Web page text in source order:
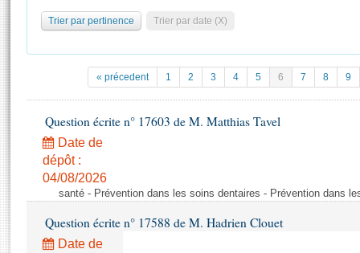
Pétitions
Projets de loi
Propositions de loi
Amendements
Textes adoptés
Rapports d'information
Rapports d'enquête
Statistiques et chiffres clés
Documents de référence
( Constitution | Règlement de l'Assemblée ... )
Histoire
Juniors
Anciennes législatures
Liens vers les sites publics
La Bibliothèque
Contacts et plan d'accès
Photos libres de droit
Trier par pertinence Trier par date (X)
« précedent 1 2 3 4 5 6 7 8 9
Question écrite n° 17603 de M. Matthias Tavel
Date de
dépôt :
04/08/2026
santé - Prévention dans les soins dentaires - Prévention dans
Question écrite n° 17588 de M. Hadrien Clouet
Date de